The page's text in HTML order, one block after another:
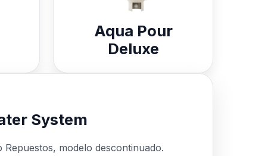
Aqua Pour
Deluxe
System
Repuestos, modelo descontinuado.